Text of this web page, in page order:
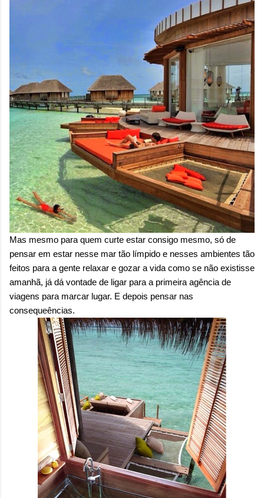
Mas mesmo para quem curte estar consigo mesmo, só de
pensar em estar nesse mar tão límpido e nesses ambientes tão
feitos para a gente relaxar e gozar a vida como se não existisse
amanhã, já dá vontade de ligar para a primeira agência de
viagens para marcar lugar. E depois pensar nas
consequeências.